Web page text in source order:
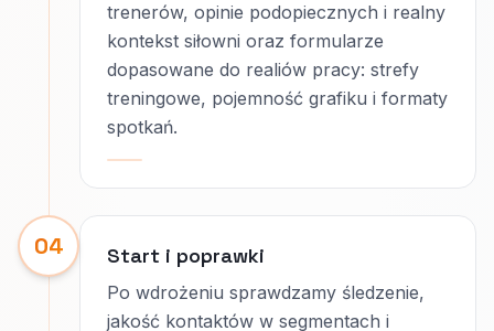
trenerów, opinie podopiecznych i realny
kontekst siłowni oraz formularze
dopasowane do realiów pracy: strefy
treningowe, pojemność grafiku i formaty
spotkań.
04 Start i poprawki
Po wdrożeniu sprawdzamy śledzenie,
jakość kontaktów w segmentach i